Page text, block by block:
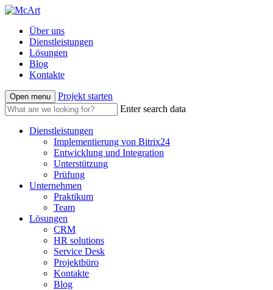
Über uns
Dienstleistungen
Lösungen
Blog
Kontakte
Open menu
Projekt starten
Enter search data
Dienstleistungen
Implementierung von Bitrix24
Entwicklung und Integration
Unterstützung
Prüfung
Unternehmen
Praktikum
Team
Lösungen
CRM
HR solutions
Service Desk
Projektbüro
Kontakte
Blog